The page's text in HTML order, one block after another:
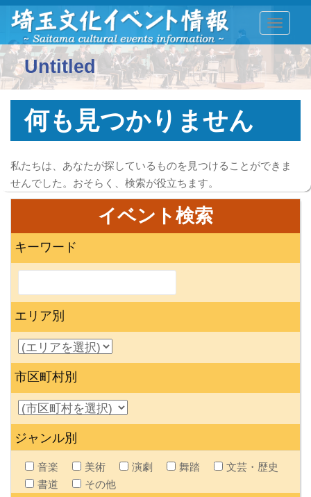
Untitled
何も見つかりません
私たちは、あなたが探しているものを見つけることができま
せんでした。おそらく、検索が役立ちます。
イベント検索
キーワード
エリア別
市区町村別
ジャンル別
音楽 美術 演劇 舞踏
文芸・歴史
書道
その他